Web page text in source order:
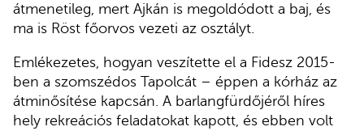
átmenetileg, mert Ajkán is megoldódott a baj, és
ma is Röst főorvos vezeti az osztályt.
Emlékezetes, hogyan veszítette el a Fidesz 2015-
ben a szomszédos Tapolcát – éppen a kórház az
átminősítése kapcsán. A barlangfürdőjéről híres
hely rekreációs feladatokat kapott, és ebben volt